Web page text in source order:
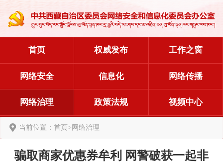
首页 权威发布 工作之窗
网络安全 信息化 网络传播
网络治理 政策法规 视频中心
当前位置： 首页>网络治理
骗取商家优惠券牟利 网警破获一起非